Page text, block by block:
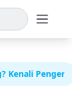
Kenali